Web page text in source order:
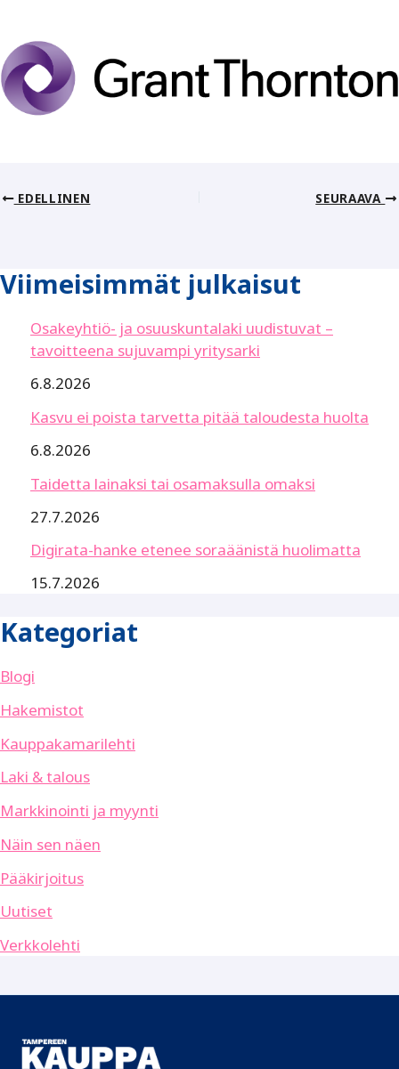
EDELLINEN SEURAAVA
Viimeisimmät julkaisut
Osakeyhtiö- ja osuuskuntalaki uudistuvat –
tavoitteena sujuvampi yritysarki
6.8.2026
Kasvu ei poista tarvetta pitää taloudesta huolta
6.8.2026
Taidetta lainaksi tai osamaksulla omaksi
27.7.2026
Digirata-hanke etenee soraäänistä huolimatta
15.7.2026
Kategoriat
Blogi
Hakemistot
Kauppakamarilehti
Laki & talous
Markkinointi ja myynti
Näin sen näen
Pääkirjoitus
Uutiset
Verkkolehti